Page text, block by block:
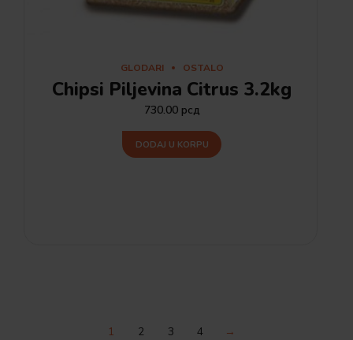
GLODARI OSTALO
Chipsi Piljevina Citrus 3.2kg
730.00 рсд
DODAJ U KORPU
1 2 3 4 →